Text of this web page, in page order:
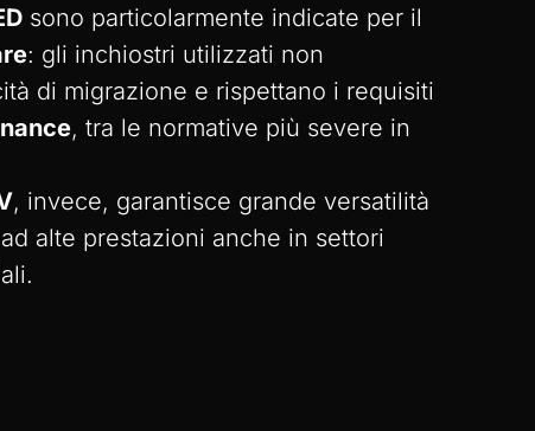
sono particolarmente indicate per il
: gli inchiostri utilizzati non
di migrazione e rispettano i requisiti
, tra le normative più severe in
, invece, garantisce grande versatilità
alte prestazioni anche in settori